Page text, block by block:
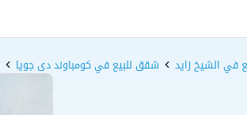
في الشيخ زايد شقق للبيع في كومباوند دى جويا